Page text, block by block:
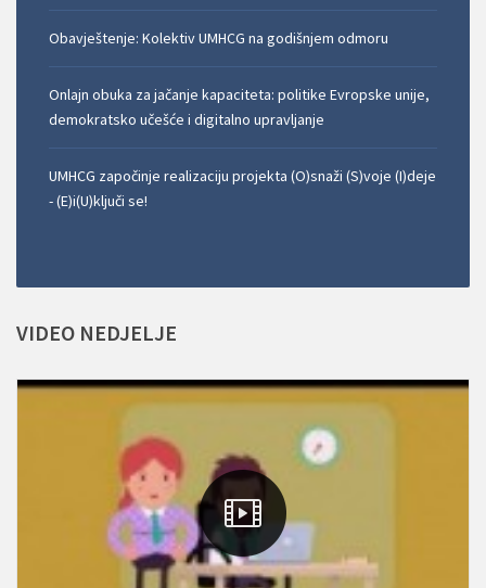
Obavještenje: Kolektiv UMHCG na godišnjem odmoru
Onlajn obuka za jačanje kapaciteta: politike Evropske unije,
demokratsko učešće i digitalno upravljanje
UMHCG započinje realizaciju projekta (O)snaži (S)voje (I)deje
- (E)i(U)ključi se!
VIDEO NEDJELJE